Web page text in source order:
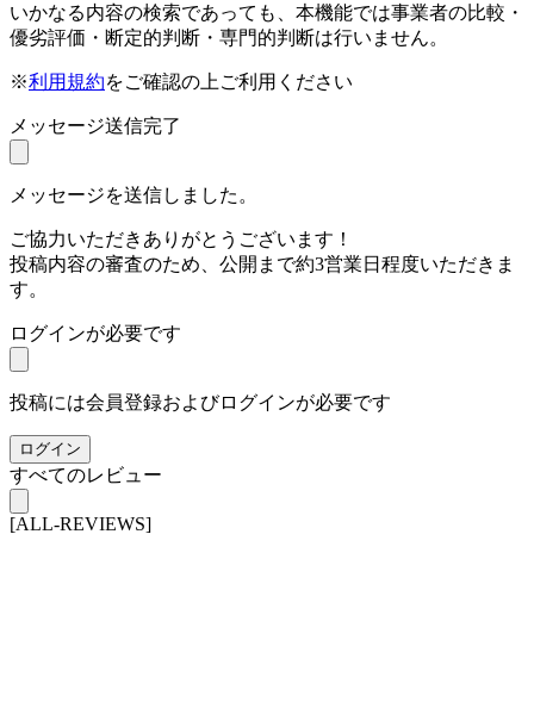
いかなる内容の検索であっても、本機能では事業者の比較・
優劣評価・断定的判断・専門的判断は行いません。
※利用規約をご確認の上ご利用ください
メッセージ送信完了
メッセージを送信しました。
ご協力いただきありがとうございます！
投稿内容の審査のため、公開まで約3営業日程度いただきま
す。
ログインが必要です
投稿には会員登録およびログインが必要です
ログイン
すべてのレビュー
[ALL-REVIEWS]